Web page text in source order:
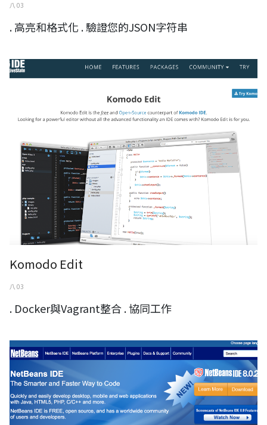
八 03
. 高亮和格式化 . 驗證您的JSON字符串
KomodoEdit
Komodo Edit
八 03
. Docker與Vagrant整合 . 協同工作
NetBeans IDE